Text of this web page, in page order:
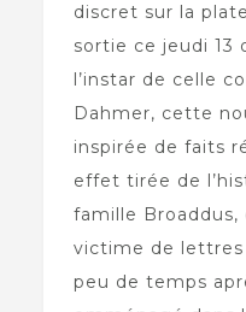
discret sur la
sortie ce jeudi 13
l’instar de celle
Dahmer, cette
inspirée de faits
effet tirée de
famille Broaddus,
victime de
peu de temps